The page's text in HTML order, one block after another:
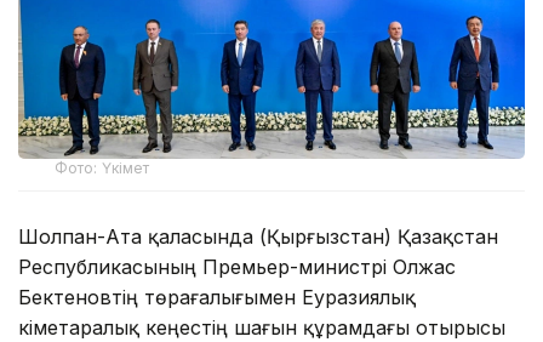
Фото: Үкімет
Шолпан-Ата қаласында (Қырғызстан) Қазақстан
Республикасының Премьер-министрі Олжас
Бектеновтің төрағалығымен Еуразиялық
үкіметаралық кеңестің шағын құрамдағы отырысы